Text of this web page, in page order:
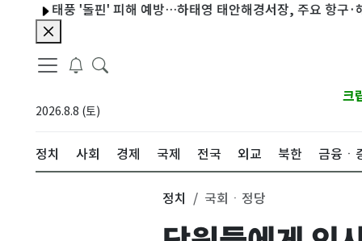
태풍 '돌핀' 피해 예방…하태영 태안해경서장, 주요 항구·해수
2026.8.8 (토)
크
정치 사회 경제 국제 전국 외교 북한 금융ㆍ
정치 국회ㆍ정당